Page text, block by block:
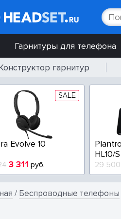
Гарнитуры для телефона
гарнитур
Poly Blackwire 3210-A
3 800
/ Беспроводные телефоны